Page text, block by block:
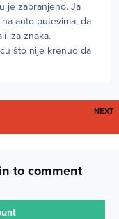
je zabranjeno. Ja
auto-putevima, da
iza znaka.
što nije krenuo da
NEXT
to comment